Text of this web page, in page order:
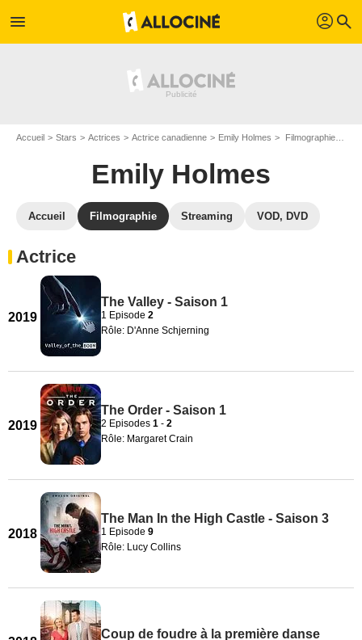
menu profil search
Accueil Stars Actrices Actrice canadienne Emily Holmes Filmographie Emily Holmes
Emily Holmes
Accueil Filmographie Streaming VOD, DVD
Actrice
2019
The Valley - Saison 1
1 Episode 2
Rôle: D'Anne Schjerning
2019
The Order - Saison 1
2 Episodes 1 - 2
Rôle: Margaret Crain
2018
The Man In the High Castle - Saison 3
1 Episode 9
Rôle: Lucy Collins
Coup de foudre à la première danse